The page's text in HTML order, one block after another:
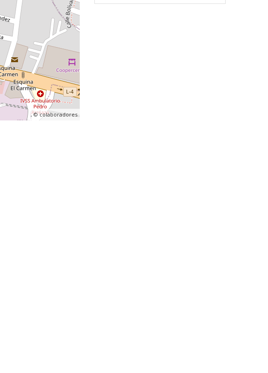
, ©colaboradores